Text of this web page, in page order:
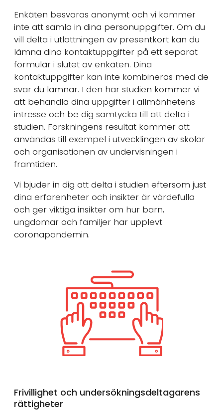
Enkäten besvaras anonymt och vi kommer
inte att samla in dina personuppgifter. Om du
vill delta i utlottningen av presentkort kan du
lämna dina kontaktuppgifter på ett separat
formulär i slutet av enkäten. Dina
kontaktuppgifter kan inte kombineras med de
svar du lämnar. I den här studien kommer vi
att behandla dina uppgifter i allmänhetens
intresse och be dig samtycka till att delta i
studien. Forskningens resultat kommer att
användas till exempel i utvecklingen av skolor
och organisationen av undervisningen i
framtiden.
Vi bjuder in dig att delta i studien eftersom just
dina erfarenheter och insikter är värdefulla
och ger viktiga insikter om hur barn,
ungdomar och familjer har upplevt
coronapandemin.
Frivillighet och undersökningsdeltagarens
rättigheter